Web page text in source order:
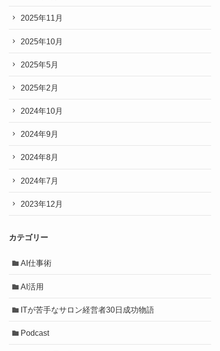
2025年11月
2025年10月
2025年5月
2025年2月
2024年10月
2024年9月
2024年8月
2024年7月
2023年12月
カテゴリー
AI仕事術
AI活用
ITが苦手なサロン経営者30日成功物語
Podcast